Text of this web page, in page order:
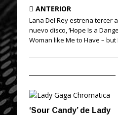
ANTERIOR
Lana Del Rey estrena tercer
nuevo disco, ‘Hope Is a
Woman like Me to Have – but
‘Sour Candy’ de Lady